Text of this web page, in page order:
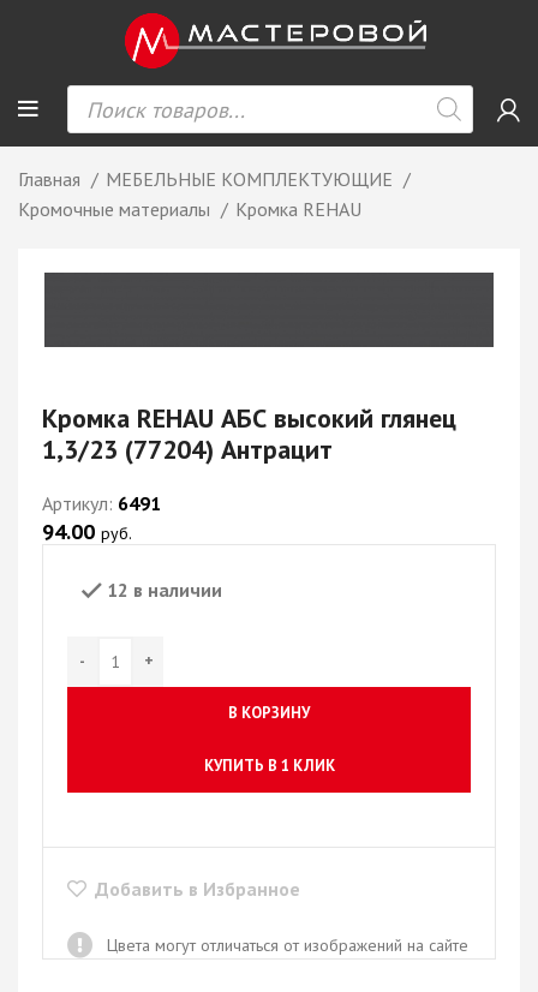
Главная
МЕБЕЛЬНЫЕ КОМПЛЕКТУЮЩИЕ
Кромочные материалы
Кромка REHAU
Кромка REHAU АБС высокий глянец
1,3/23 (77204) Антрацит
Артикул: 6491
94.00 руб.
12 в наличии
В КОРЗИНУ
КУПИТЬ В 1 КЛИК
Добавить в Избранное
Цвета могут отличаться от изображений на сайте